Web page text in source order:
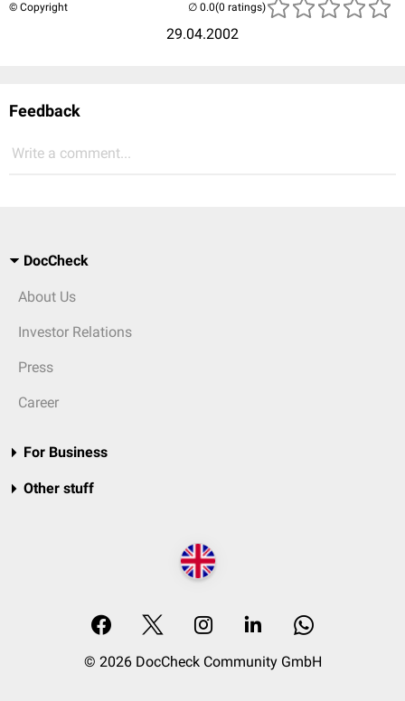
© Copyright
29.04.2002
(0 ratings)
Feedback
Write a comment...
DocCheck
About Us
Investor Relations
Press
Career
For Business
Other stuff
© 2026 DocCheck Community GmbH